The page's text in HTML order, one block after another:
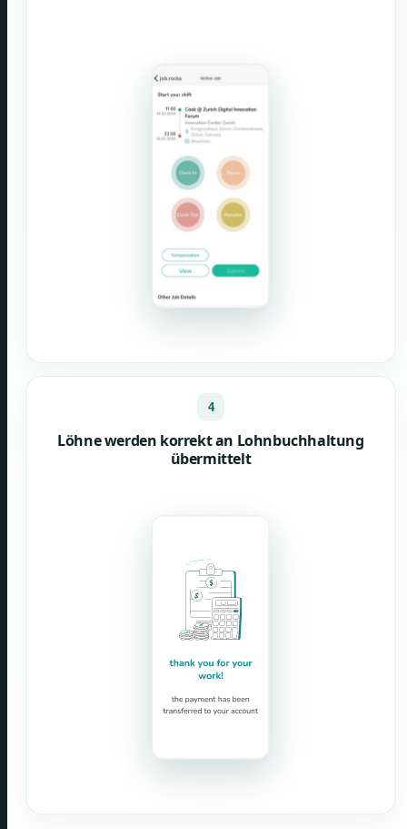
4
Löhne werden korrekt an Lohnbuchhaltung
übermittelt